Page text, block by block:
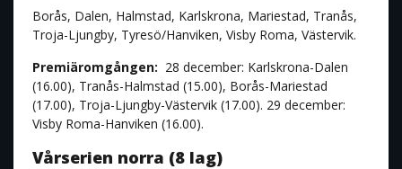
Borås, Dalen, Halmstad, Karlskrona, Mariestad, Tranås,
Troja-Ljungby, Tyresö/Hanviken, Visby Roma, Västervik.
Premiäromgången: 28 december: Karlskrona-Dalen
(16.00), Tranås-Halmstad (15.00), Borås-Mariestad
(17.00), Troja-Ljungby-Västervik (17.00). 29 december:
Visby Roma-Hanviken (16.00).
Vårserien norra (8 lag)